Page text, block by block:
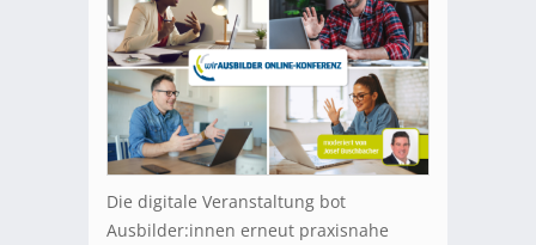
Die digitale Veranstaltung bot
Ausbilder:innen erneut praxisnahe